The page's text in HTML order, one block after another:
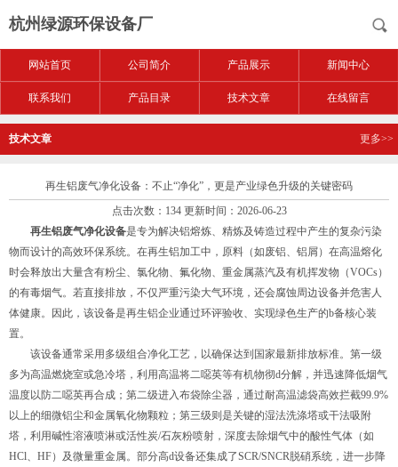
杭州绿源环保设备厂
网站首页 公司简介 产品展示 新闻中心
联系我们 产品目录 技术文章 在线留言
技术文章 更多>>
再生铝废气净化设备：不止“净化”，更是产业绿色升级的关键密码
点击次数：134 更新时间：2026-06-23
再生铝废气净化设备是专为解决铝熔炼、精炼及铸造过程中产生的复杂污染
物而设计的高效环保系统。在再生铝加工中，原料（如废铝、铝屑）在高温熔化
时会释放出大量含有粉尘、氯化物、氟化物、重金属蒸汽及有机挥发物（VOCs）
的有毒烟气。若直接排放，不仅严重污染大气环境，还会腐蚀周边设备并危害人
体健康。因此，该设备是再生铝企业通过环评验收、实现绿色生产的b备核心装
置。
该设备通常采用多级组合净化工艺，以确保达到国家最新排放标准。第一级
多为高温燃烧室或急冷塔，利用高温将二噁英等有机物彻d分解，并迅速降低烟气
温度以防二噁英再合成；第二级进入布袋除尘器，通过耐高温滤袋高效拦截99.9%
以上的细微铝尘和金属氧化物颗粒；第三级则是关键的湿法洗涤塔或干法吸附
塔，利用碱性溶液喷淋或活性炭/石灰粉喷射，深度去除烟气中的酸性气体（如
HCl、HF）及微量重金属。部分高d设备还集成了SCR/SNCR脱硝系统，进一步降